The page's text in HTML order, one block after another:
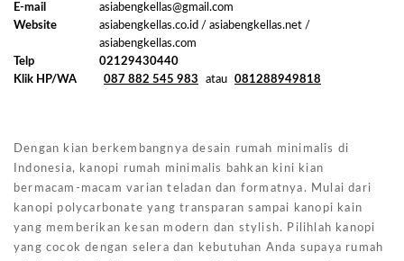
E-mail
asiabengkellas@gmail.com
Website
asiabengkellas.co.id / asiabengkellas.net /
asiabengkellas.com
Telp
02129430440
Klik HP/WA
087 882 545 983 atau 081288949818
Dengan kian berkembangnya desain rumah minimalis di
Indonesia, kanopi rumah minimalis bahkan kini kian
bermacam-macam varian teladan dan formatnya. Mulai dari
kanopi polycarbonate yang transparan sampai kanopi kain
yang memberikan kesan modern dan stylish. Pilihlah kanopi
yang cocok dengan selera dan kebutuhan Anda supaya rumah